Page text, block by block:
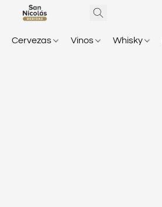
Cervezas Vinos Whisky